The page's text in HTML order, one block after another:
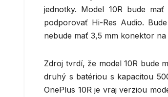
jednotky. Model 10R bude
podporovať Hi-Res Audio.
nebude mať 3,5 mm konektor
Zdroj tvrdí, že model 10R bude
druhý s batériou s kapacitou
OnePlus 10R je vraj verziou